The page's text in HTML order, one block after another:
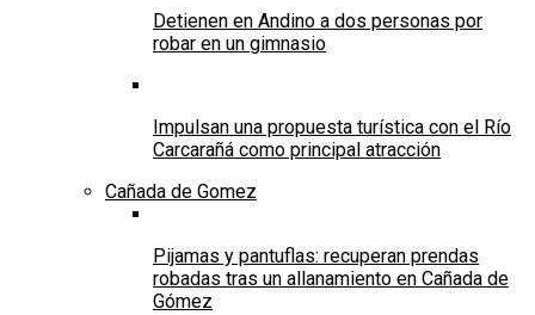
Detienen en Andino a dos personas por
robar en un gimnasio
Impulsan una propuesta turística con el Río
Carcarañá como principal atracción
Cañada de Gomez
Pijamas y pantuflas: recuperan prendas
robadas tras un allanamiento en Cañada de
Gómez